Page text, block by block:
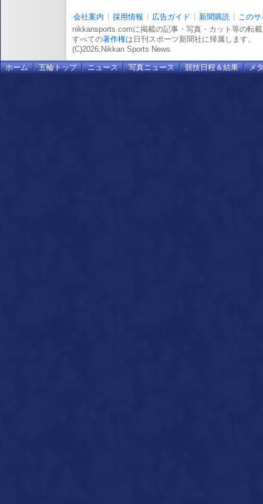
会社案内 採用情報 広告ガイド 新聞購読
この
nikkansports.comに掲載の記事・写真・カット等の転
すべての著作権は日刊スポーツ新聞社に帰属します。
(C)2026,Nikkan Sports News.
ホーム 五輪トップ ニュース 写真ニュース 競技日程＆結果 メ